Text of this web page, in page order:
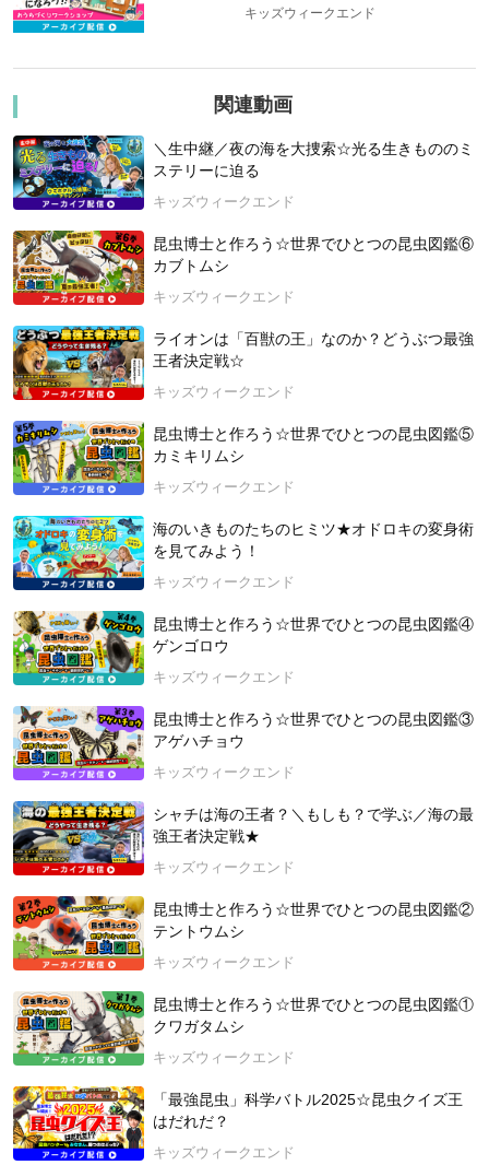
昆虫たちは、実は地球の変化をいち早く教えてくれる存在。
ない大切なヒントがたくさんつまっているかも！？
「地球温暖化」や「CO2問題」というむずかしいテーマも、昆
虫を通して見るときっと分かりやすくなるはず。
さあ、昆虫たちと一緒に地球の未来を考える旅に出かけよう！
「あちちち地球とだいじなやくそく! ニコとサクの大冒険」を
持っていないと、答えられないクイズもあるかも！？
本を持って、全問正解を目指して、ご参加ください★☆
Amazonでの購入はこちらから▶
楽天市場での購入はこちらから▶https://item.rakuten.co.jp/boo
k/18483224/
【講師紹介：牧田習（まきた しゅう）さん】
昆虫ハンター。1996年、兵庫県生まれ。オスカープロモーショ
ン所属。
2015年北海道大学 総合教育部入学後、理学部に転部。東京大
学大学院農学生命科学研究科農学国際専攻博士課程修了。
昆虫ハンターとして、NHK「ダーウィンが来た！」の「ヘラク
レスオオカブト 謎の大集結！」の回（2021年1月31日放映）に
出演。現在は「猫のひたいほどワイド」（テレビ神奈川）水曜
レギュラー出演中！その他、テレビやラジオなど各メディアで
も活躍中。
☆牧田習公式X(Twitter)（@shu1014my）：https://twitter.com/s
hu1014my?s=20&t=VFg_FVJuUu-HKPoFjsBjfw
☆牧田習公式Instagram（@shu1014my）：
am.com/shu1014my/
☆オスカープロモーション公式プロフィール：
https://www.osca
rpro.co.jp/#/profile/entry/164840
★好評発売中！「昆虫博士・牧田 習の虫とり完全攻略本」（小
学館）★
https://www.shogakukan.co.jp/books/09227443
【「あちちち地球とだいじなやくそく！」×「キッズウィークエ
ンド」共催スペシャル講座】
【神奈川県グリーンエキスポ機運醸成絵本「あちちち地球とだ
いじなやくそく! ニコとサクの大冒険」（講談社）ご紹介】
Amazon４部門１位で今話題の絵本！
国連広報センター気候変動メディアコンパクト「1.5℃の約束」
参加絵本に認定。
Amazonでの購入はこちらから▶
楽天市場での購入はこちらから▶https://item.rakuten.co.jp/boo
k/18483224/
今、地球では海面が上がったり、異常気象が続いたりして、動
物や植物たちが困っています。その大きな原因が「温暖化」。
キッズウィークエンド
関連動画
＼生中継／夜の海を大捜索☆光る生きもののミ
ステリーに迫る
キッズウィークエンド
昆虫博士と作ろう☆世界でひとつの昆虫図鑑⑥
カブトムシ
キッズウィークエンド
ライオンは「百獣の王」なのか？どうぶつ最強
王者決定戦☆
キッズウィークエンド
昆虫博士と作ろう☆世界でひとつの昆虫図鑑⑤
カミキリムシ
キッズウィークエンド
海のいきものたちのヒミツ★オドロキの変身術
を見てみよう！
キッズウィークエンド
昆虫博士と作ろう☆世界でひとつの昆虫図鑑④
ゲンゴロウ
キッズウィークエンド
昆虫博士と作ろう☆世界でひとつの昆虫図鑑③
アゲハチョウ
キッズウィークエンド
シャチは海の王者？＼もしも？で学ぶ／海の最
強王者決定戦★
キッズウィークエンド
昆虫博士と作ろう☆世界でひとつの昆虫図鑑②
テントウムシ
キッズウィークエンド
昆虫博士と作ろう☆世界でひとつの昆虫図鑑①
クワガタムシ
キッズウィークエンド
「最強昆虫」科学バトル2025☆昆虫クイズ王
はだれだ？
キッズウィークエンド